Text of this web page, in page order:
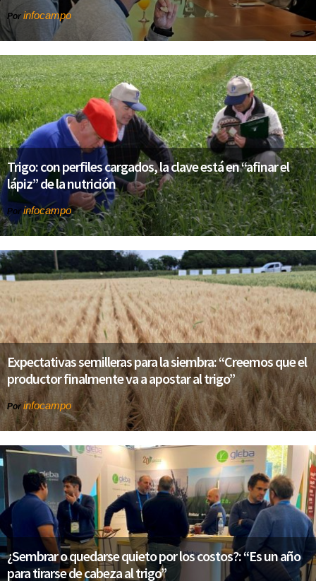
Por infocampo
Trigo: con perfiles cargados, la clave está en “afinar el
lápiz” de la nutrición
Porinfocampo
Expectativas semilleras para la siembra: “Creemos que el
productor finalmente va a apostar al trigo”
Por infocampo
¿Sembrar o quedarse quieto por los costos?: “Es un año
para tirarse de cabeza al trigo”